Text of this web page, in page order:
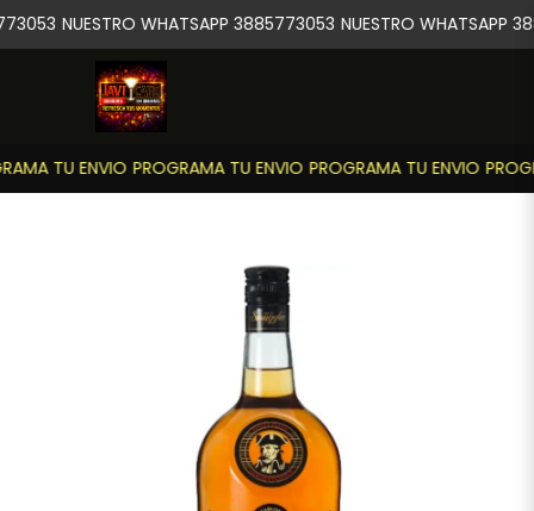
TU ENVIO PROGRAMA TU ENVIO PROGRAMA TU ENVIO
NUESTRO WHATSAPP 3885773053 NUESTRO WHATSAPP